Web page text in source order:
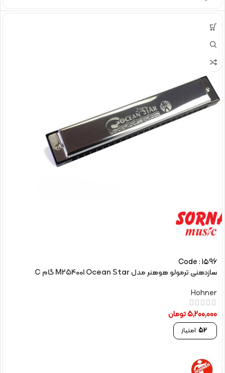
Code : 1596
سازدهنی ترمولو هوهنر مدل M254001 Ocean Star گام C
Hohner
5,200,000تومان
52 امتیاز